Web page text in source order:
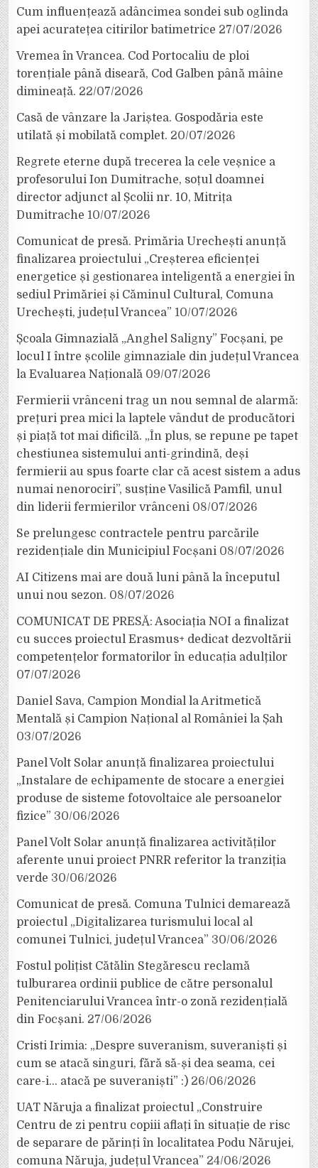
Cum influențează adâncimea sondei sub oglinda
apei acuratețea citirilor batimetrice 27/07/2026
Vremea în Vrancea. Cod Portocaliu de ploi
torențiale până diseară, Cod Galben până mâine
dimineață. 22/07/2026
Casă de vânzare la Jariștea. Gospodăria este
utilată și mobilată complet. 20/07/2026
Regrete eterne după trecerea la cele veșnice a
profesorului Ion Dumitrache, soțul doamnei
director adjunct al Școlii nr. 10, Mitrița
Dumitrache 10/07/2026
Comunicat de presă. Primăria Urechești anunță
finalizarea proiectului „Creșterea eficienței
energetice și gestionarea inteligentă a energiei în
sediul Primăriei și Căminul Cultural, Comuna
Urechești, județul Vrancea” 10/07/2026
Școala Gimnazială „Anghel Saligny” Focșani, pe
locul I între școlile gimnaziale din județul Vrancea
la Evaluarea Națională 09/07/2026
Fermierii vrânceni trag un nou semnal de alarmă:
prețuri prea mici la laptele vândut de producători
și piață tot mai dificilă. „În plus, se repune pe tapet
chestiunea sistemului anti-grindină, deși
fermierii au spus foarte clar că acest sistem a adus
numai nenorociri”, susține Vasilică Pamfil, unul
din liderii fermierilor vrânceni 08/07/2026
Se prelungesc contractele pentru parcările
rezidențiale din Municipiul Focșani 08/07/2026
AI Citizens mai are două luni până la începutul
unui nou sezon. 08/07/2026
COMUNICAT DE PRESĂ: Asociația NOI a finalizat
cu succes proiectul Erasmus+ dedicat dezvoltării
competențelor formatorilor în educația adulților
07/07/2026
Daniel Sava, Campion Mondial la Aritmetică
Mentală și Campion Național al României la Șah
03/07/2026
Panel Volt Solar anunță finalizarea proiectului
„Instalare de echipamente de stocare a energiei
produse de sisteme fotovoltaice ale persoanelor
fizice” 30/06/2026
Panel Volt Solar anunță finalizarea activităților
aferente unui proiect PNRR referitor la tranziția
verde 30/06/2026
Comunicat de presă. Comuna Tulnici demarează
proiectul „Digitalizarea turismului local al
comunei Tulnici, județul Vrancea” 30/06/2026
Fostul polițist Cătălin Stegărescu reclamă
tulburarea ordinii publice de către personalul
Penitenciarului Vrancea într-o zonă rezidențială
din Focșani. 27/06/2026
Cristi Irimia: „Despre suveranism, suveraniști și
cum se atacă singuri, fără să-și dea seama, cei
care-i… atacă pe suveraniști” :) 26/06/2026
UAT Năruja a finalizat proiectul „Construire
Centru de zi pentru copiii aflați în situație de risc
de separare de părinți în localitatea Podu Nărujei,
comuna Năruja, județul Vrancea” 24/06/2026